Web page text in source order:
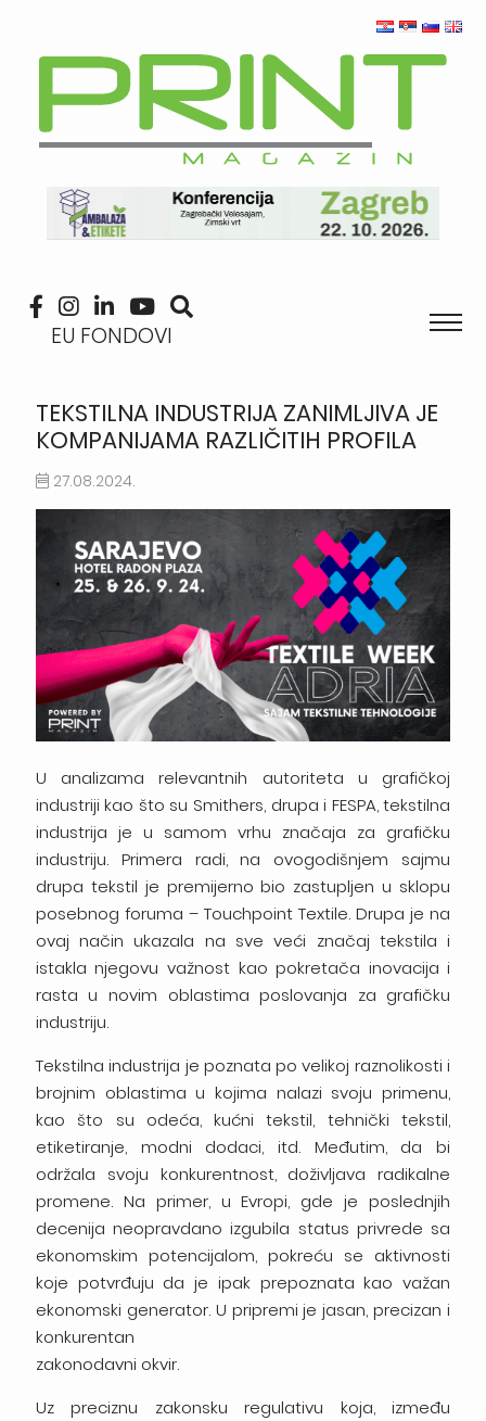
EU FONDOVI
TEKSTILNA INDUSTRIJA ZANIMLJIVA JE
KOMPANIJAMA RAZLIČITIH PROFILA
27.08.2024.
U analizama relevantnih autoriteta u grafičkoj
industriji kao što su Smithers, drupa i FESPA, tekstilna
industrija je u samom vrhu značaja za grafičku
industriju. Primera radi, na ovogodišnjem sajmu
drupa tekstil je premijerno bio zastupljen u sklopu
posebnog foruma – Touchpoint Textile. Drupa je na
ovaj način ukazala na sve veći značaj tekstila i
istakla njegovu važnost kao pokretača inovacija i
rasta u novim oblastima poslovanja za grafičku
industriju.
Tekstilna industrija je poznata po velikoj raznolikosti i
brojnim oblastima u kojima nalazi svoju primenu,
kao što su odeća, kućni tekstil, tehnički tekstil,
etiketiranje, modni dodaci, itd. Međutim, da bi
održala svoju konkurentnost, doživljava radikalne
promene. Na primer, u Evropi, gde je poslednjih
decenija neopravdano izgubila status privrede sa
ekonomskim potencijalom, pokreću se aktivnosti
koje potvrđuju da je ipak prepoznata kao važan
ekonomski generator. U pripremi je jasan, precizan i
konkurentan
zakonodavni okvir.
Uz preciznu zakonsku regulativu koja, između